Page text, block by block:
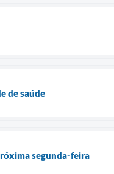
de saúde
segunda-feira